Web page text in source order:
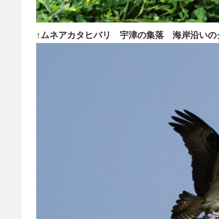
↑ムネアカタヒバリ 宇津の集落 海岸沿いの